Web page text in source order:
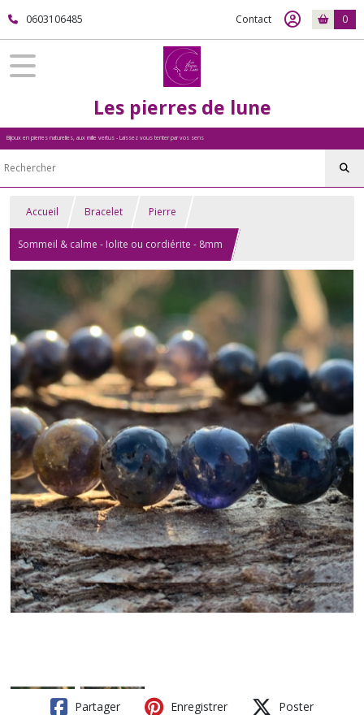
0603106485 Contact 0
Les pierres de lune
Bijoux en pierres naturelles, aux mille vertus - Laissez vous tenter par vos sens
Accueil Bracelet Pierre
Sommeil & calme - Iolite ou cordiérite - 8mm
Partager Enregistrer Poster